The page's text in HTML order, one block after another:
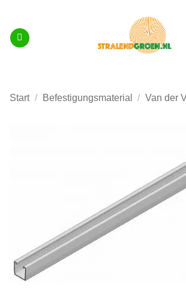
springen
Start / Befestigungsmaterial / Van der